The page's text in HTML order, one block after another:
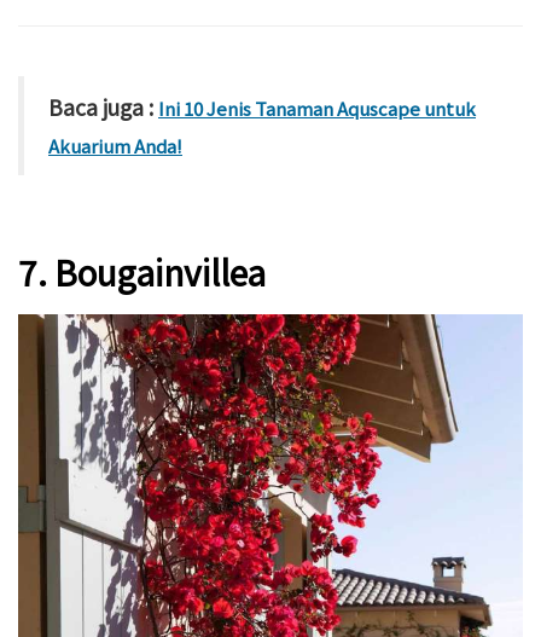
Baca juga : Ini 10 Jenis Tanaman Aquscape untuk
Akuarium Anda!
7. Bougainvillea